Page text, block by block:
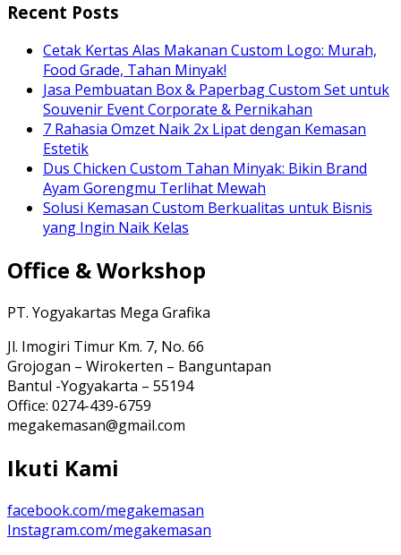
Recent Posts
Cetak Kertas Alas Makanan Custom Logo: Murah,
Food Grade, Tahan Minyak!
Jasa Pembuatan Box & Paperbag Custom Set untuk
Souvenir Event Corporate & Pernikahan
7 Rahasia Omzet Naik 2x Lipat dengan Kemasan
Estetik
Dus Chicken Custom Tahan Minyak: Bikin Brand
Ayam Gorengmu Terlihat Mewah
Solusi Kemasan Custom Berkualitas untuk Bisnis
yang Ingin Naik Kelas
Office & Workshop
PT. Yogyakartas Mega Grafika
Jl. Imogiri Timur Km. 7, No. 66
Grojogan – Wirokerten – Banguntapan
Bantul -Yogyakarta – 55194
Office: 0274-439-6759
megakemasan@gmail.com
Ikuti Kami
facebook.com/megakemasan
Instagram.com/megakemasan